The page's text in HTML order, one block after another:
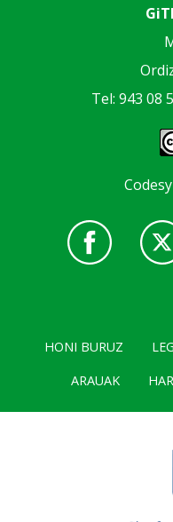
Tel: 943 08
HONI BURUZ
ARAUAK